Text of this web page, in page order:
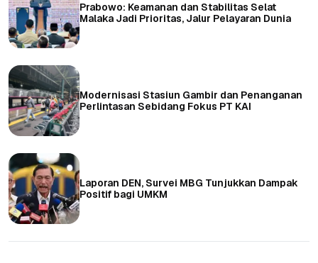
Prabowo: Keamanan dan Stabilitas Selat
Malaka Jadi Prioritas, Jalur Pelayaran Dunia
Modernisasi Stasiun Gambir dan Penanganan
Perlintasan Sebidang Fokus PT KAI
Laporan DEN, Survei MBG Tunjukkan Dampak
Positif bagi UMKM